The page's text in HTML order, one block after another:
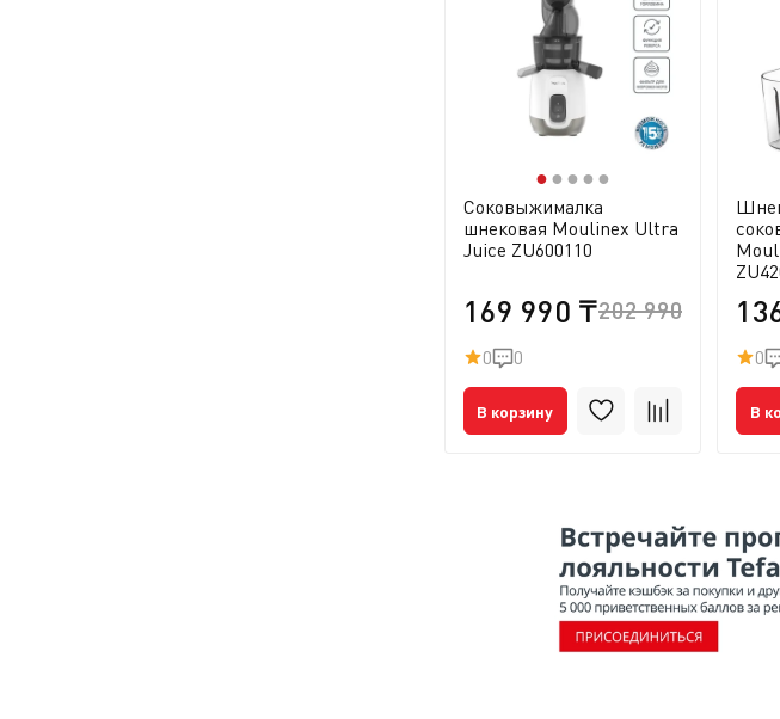
●● ● ● ●
Соковыжималка
шнековая Moulinex Ultra
Juice ZU600110
169 990 ₸202 990 ₸
0 0
В корзину
0
В